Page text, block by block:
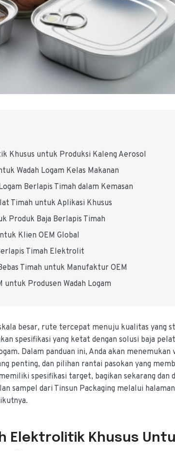
Khusus untuk Produksi Kaleng Aerosol
Wadah Logam Kelas Makanan
Berlapis Timah dalam Kemasan
Timah untuk Aplikasi Khusus
Produk Baja Berlapis Timah
Klien OEM Global
Timah Elektrolit
Timah untuk Manufaktur OEM
untuk Produsen Wadah Logam
besar, rute tercepat menuju kualitas yang
spesifikasi yang ketat dengan solusi baja
Dalam panduan ini, Anda akan menemukan
penting, dan pilihan rantai pasokan yang
spesifikasi target, bagikan sekarang dan
sampel dari Tinsun Packaging melalui
Elektrolitik Khusus